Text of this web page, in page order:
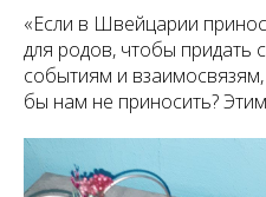
«Если в Швейцарии
для родов, чтобы придать
событиям и
бы нам не приносить?